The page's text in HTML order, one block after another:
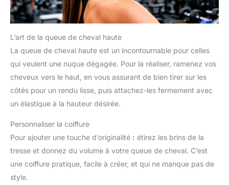
L’art de la queue de cheval haute
La queue de cheval haute est un incontournable pour celles
qui veulent une nuque dégagée. Pour la réaliser, ramenez vos
cheveux vers le haut, en vous assurant de bien tirer sur les
côtés pour un rendu lisse, puis attachez-les fermement avec
un élastique à la hauteur désirée.
Personnaliser la coiffure
Pour ajouter une touche d’originalité : étirez les brins de la
tresse et donnez du volume à votre queue de cheval. C’est
une coiffure pratique, facile à créer, et qui ne manque pas de
style.